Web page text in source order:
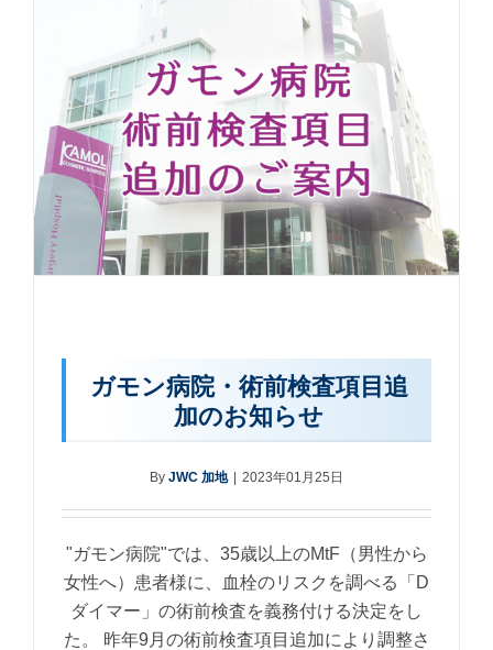
ガモン病院・術前検査項目追
加のお知らせ
By JWC 加地 | 2023年01月25日
"ガモン病院"では、35歳以上のMtF（男性から
女性へ）患者様に、血栓のリスクを調べる「D
ダイマー」の術前検査を義務付ける決定をし
た。 昨年9月の術前検査項目追加により調整さ